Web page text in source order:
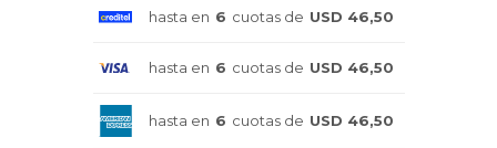
hasta en 6 cuotas de USD 46,50
hasta en 6 cuotas de USD 46,50
hasta en 6 cuotas de USD 46,50